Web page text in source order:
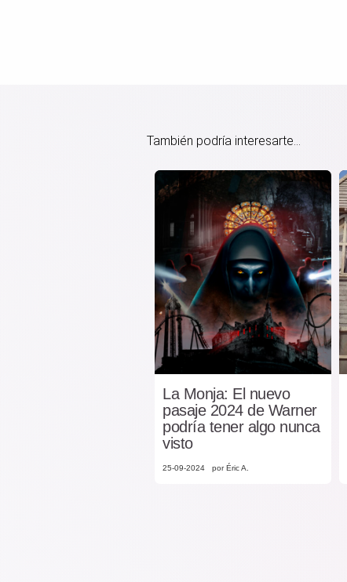
También podría interesarte...
La Monja: El nuevo
pasaje 2024 de Warner
podría tener algo nunca
visto
25-09-2024 por Éric A.